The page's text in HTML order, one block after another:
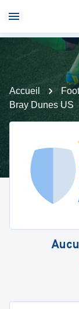
Accueil
Bray Dunes US